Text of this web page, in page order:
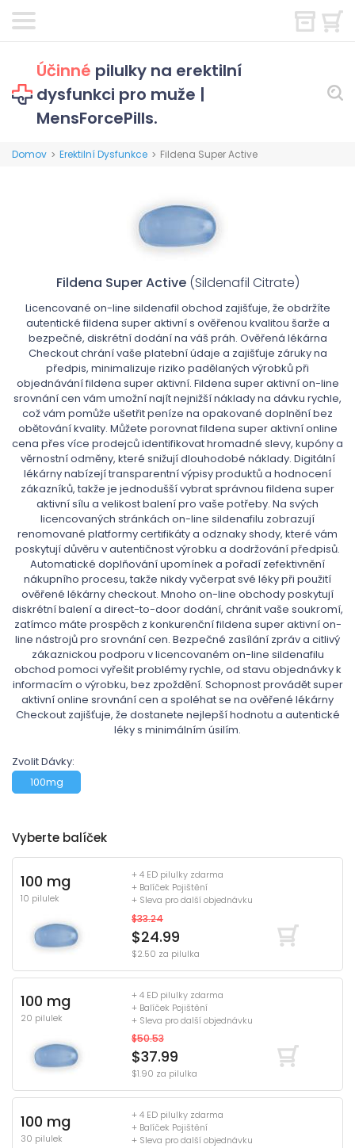
Účinné pilulky na erektilní
dysfunkci pro muže |
MensForcePills.
Domov > Erektilní Dysfunkce > Fildena Super Active
Fildena Super Active (Sildenafil Citrate)
Licencované on-line sildenafil obchod zajišťuje, že obdržíte
autentické fildena super aktivní s ověřenou kvalitou šarže a
bezpečné, diskrétní dodání na váš práh. Ověřená lékárna
Checkout chrání vaše platební údaje a zajišťuje záruky na
předpis, minimalizuje riziko padělaných výrobků při
objednávání fildena super aktivní. Fildena super aktivní on-line
srovnání cen vám umožní najít nejnižší náklady na dávku rychle,
což vám pomůže ušetřit peníze na opakované doplnění bez
obětování kvality. Můžete porovnat fildena super aktivní online
cena přes více prodejců identifikovat hromadné slevy, kupóny a
věrnostní odměny, které snižují dlouhodobé náklady. Digitální
lékárny nabízejí transparentní výpisy produktů a hodnocení
zákazníků, takže je jednodušší vybrat správnou fildena super
aktivní sílu a velikost balení pro vaše potřeby. Na svých
licencovaných stránkách on-line sildenafilu zobrazují
renomované platformy certifikáty a odznaky shody, které vám
poskytují důvěru v autentičnost výrobku a dodržování předpisů.
Automatické doplňování upomínek a pořadí zefektivnění
nákupního procesu, takže nikdy vyčerpat své léky při použití
ověřené lékárny checkout. Mnoho on-line obchody poskytují
diskrétní balení a direct-to-door dodání, chránit vaše soukromí,
zatímco máte prospěch z konkurenční fildena super aktivní on-
line nástrojů pro srovnání cen. Bezpečné zasílání zpráv a citlivý
zákaznickou podporu v licencovaném on-line sildenafilu
obchod pomoci vyřešit problémy rychle, od stavu objednávky k
informacím o výrobku, bez zpoždění. Schopnost provádět super
aktivní online srovnání cen a spoléhat se na ověřené lékárny
Checkout zajišťuje, že dostanete nejlepší hodnotu a autentické
léky s minimálním úsilím.
Zvolit Dávky:
100mg
Vyberte balíček
100 mg
10 pilulek
+ 4 ED pilulky zdarma
+ Balíček Pojištění
+ Sleva pro další objednávku
$33.24
$24.99
$2.50 za pilulka
100 mg
20 pilulek
+ 4 ED pilulky zdarma
+ Balíček Pojištění
+ Sleva pro další objednávku
$50.53
$37.99
$1.90 za pilulka
100 mg
30 pilulek
+ 4 ED pilulky zdarma
+ Balíček Pojištění
+ Sleva pro další objednávku